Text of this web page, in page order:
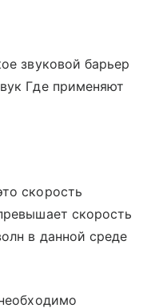
звуковой барьер
Где применяют
скорость
скорость
в данной среде